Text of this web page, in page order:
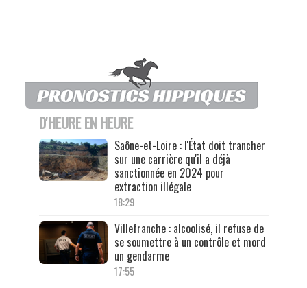
D'HEURE EN HEURE
Saône-et-Loire : l'État doit trancher
sur une carrière qu'il a déjà
sanctionnée en 2024 pour
extraction illégale
18:29
Villefranche : alcoolisé, il refuse de
se soumettre à un contrôle et mord
un gendarme
17:55